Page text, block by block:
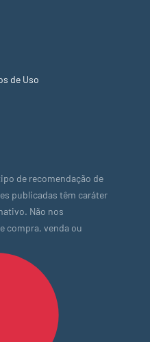
de Uso
de recomendação de
publicadas têm caráter
Não nos
compra, venda ou